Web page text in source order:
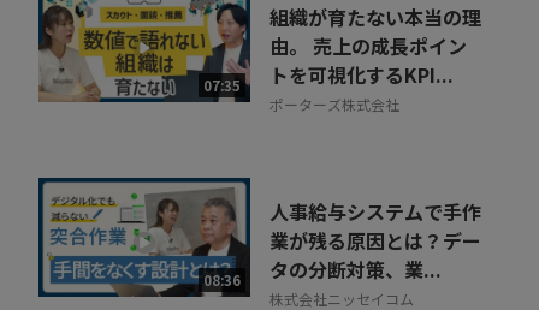
07:35
組織が育たない本当の理
由。 売上の成長ポイン
トを可視化するKPI...
ポーターズ株式会社
08:36
人事給与システムで手作
業が残る原因とは？デー
タの分断対策、業...
株式会社ニッセイコム